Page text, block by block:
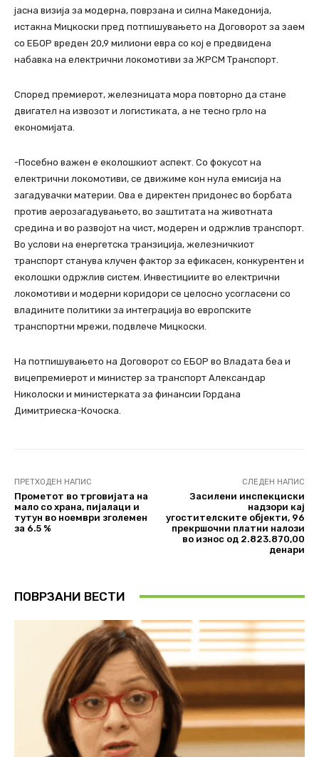
јасна визија за модерна, поврзана и силна Македонија,
истакна Мицкоски пред потпишувањето на Договорот за заем
со ЕБОР вреден 20,9 милиони евра со кој е предвидена
набавка на електрични локомотиви за ЖРСМ Транспорт.
Според премиерот, железницата мора повторно да стане
двигател на извозот и логистиката, а не тесно грло на
економијата.
-Посебно важен е еколошкиот аспект. Со фокусот на
електрични локомотиви, се движиме кон нула емисија на
загадувачки материи. Ова е директен придонес во борбата
против аерозагадувањето, во заштитата на животната
средина и во развојот на чист, модерен и одржлив транспорт.
Во услови на енергетска транзиција, железничкиот
транспорт станува клучен фактор за ефикасен, конкурентен и
еколошки одржлив систем. Инвестициите во електрични
локомотиви и модерни коридори се целосно усогласени со
владините политики за интеграција во европските
транспортни мрежи, подвлече Мицкоски.
На потпишувањето на Договорот со ЕБОР во Владата беа и
вицепремиерот и министер за транспорт Александар
Николоски и министерката за финансии Гордана
Димитриеска-Кочоска.
ПРЕТХОДЕН НАПИС
Прометот во трговијата на
мало со храна, пијалаци и
тутун во ноември зголемен
за 6.5 %
СЛЕДЕН НАПИС
Засилени инспекциски
надзори кај
угостителските објекти, 96
прекршочни платни налози
во износ од 2.823.870,00
денари
ПОВРЗАНИ ВЕСТИ